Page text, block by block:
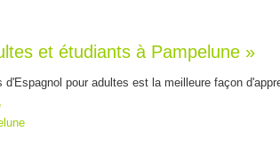
et étudiants à Pampelune »
pour adultes est la meilleure façon